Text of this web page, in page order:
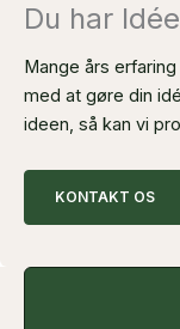
Du har
Mange års
med at gøre din
ideen, så kan vi
KONTAKT OS